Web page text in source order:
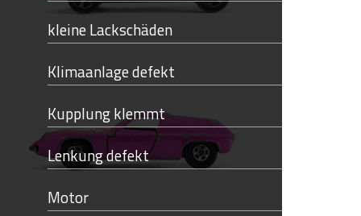
kleine Lackschäden
Klimaanlage defekt
Kupplung klemmt
Lenkung defekt
Motor